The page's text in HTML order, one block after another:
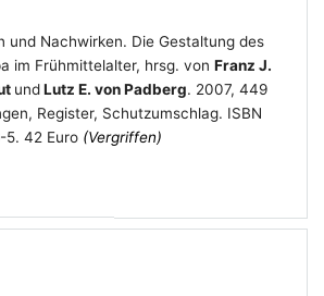
und Nachwirken. Die Gestaltung des
im Frühmittelalter, hrsg. von Franz J.
undLutz E. von Padberg. 2007, 449
Register, Schutzumschlag. ISBN
5. 42 Euro (Vergriffen)